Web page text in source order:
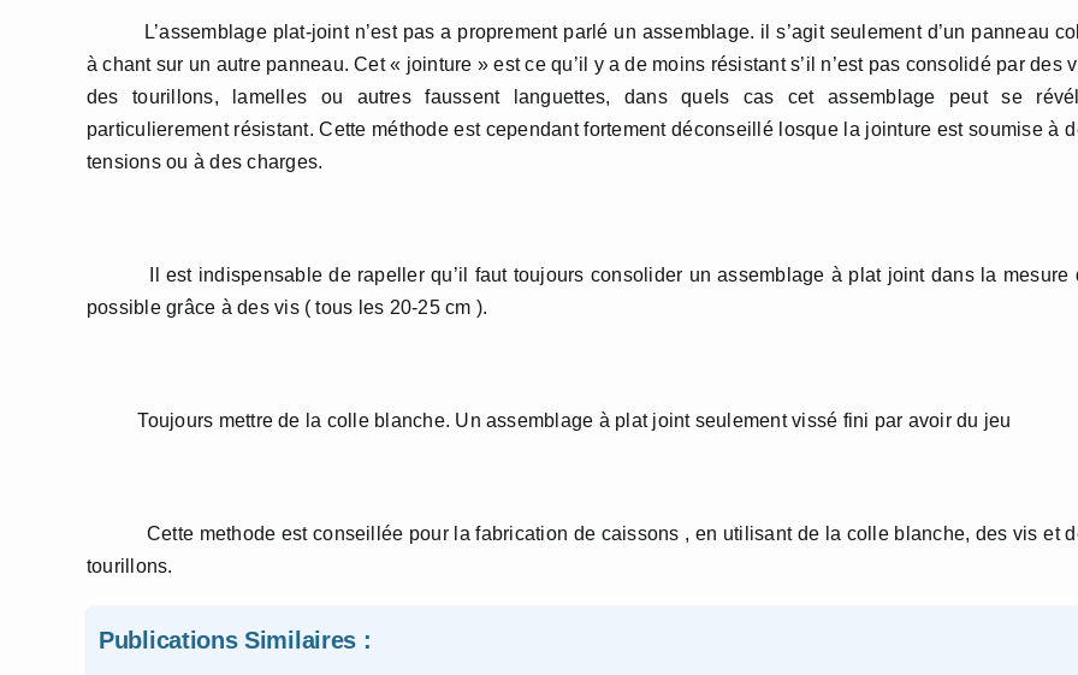
L’assemblage plat-joint n’est pas a proprement parlé un assemblage. il s’agit seulement d’un panneau
à chant sur un autre panneau. Cet « jointure » est ce qu’il y a de moins résistant s’il n’est pas consolidé par des
des tourillons, lamelles ou autres faussent languettes, dans quels cas cet assemblage peut se
particulierement résistant. Cette méthode est cependant fortement déconseillé losque la jointure est soumise à
tensions ou à des charges.
Il est indispensable de rapeller qu’il faut toujours consolider un assemblage à plat joint dans la mesure
possible grâce à des vis ( tous les 20-25 cm ).
Toujours mettre de la colle blanche. Un assemblage à plat joint seulement vissé fini par avoir du jeu
Cette methode est conseillée pour la fabrication de caissons , en utilisant de la colle blanche, des vis et
tourillons.
Publications Similaires :